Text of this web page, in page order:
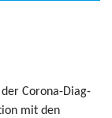
der Corona-Di­ag­
mit den